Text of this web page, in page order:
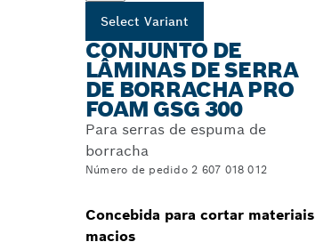
Select Variant
CONJUNTO DE
LÂMINAS DE SERRA
DE BORRACHA PRO
FOAM GSG 300
Para serras de espuma de
borracha
Número de pedido 2 607 018 012
Concebida para cortar materiais
macios